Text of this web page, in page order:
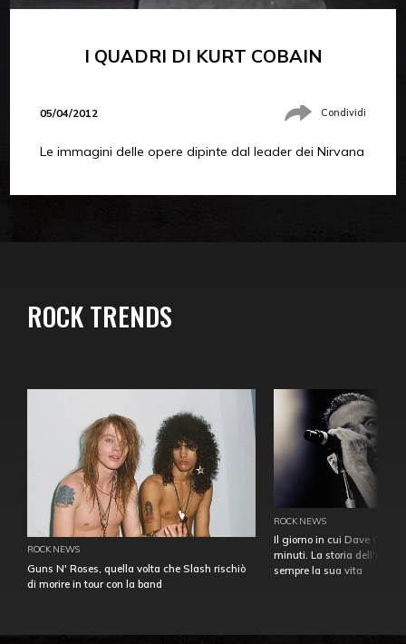
I QUADRI DI KURT COBAIN
05/04/2012 Condividi
Le immagini delle opere dipinte dal leader dei Nirvana
ROCK TRENDS
ROCK NEWS
Guns N' Roses, quella volta che Slash rischiò
di morire in tour con la band
ROCK NEWS
Il giorno in cui Dave
minuti. La storia
sempre la sua vita